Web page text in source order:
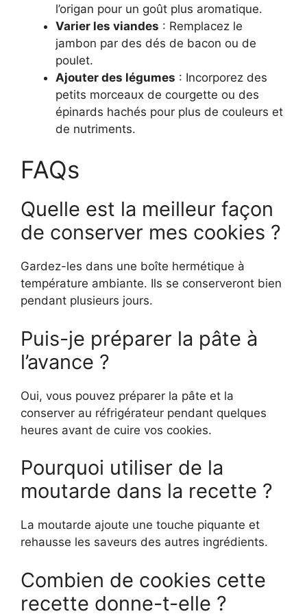
l’origan pour un goût plus aromatique.
Varier les viandes : Remplacez le
jambon par des dés de bacon ou de
poulet.
Ajouter des légumes : Incorporez des
petits morceaux de courgette ou des
épinards hachés pour plus de couleurs et
de nutriments.
FAQs
Quelle est la meilleur façon
de conserver mes cookies ?
Gardez-les dans une boîte hermétique à
température ambiante. Ils se conserveront bien
pendant plusieurs jours.
Puis-je préparer la pâte à
l’avance ?
Oui, vous pouvez préparer la pâte et la
conserver au réfrigérateur pendant quelques
heures avant de cuire vos cookies.
Pourquoi utiliser de la
moutarde dans la recette ?
La moutarde ajoute une touche piquante et
rehausse les saveurs des autres ingrédients.
Combien de cookies cette
recette donne-t-elle ?